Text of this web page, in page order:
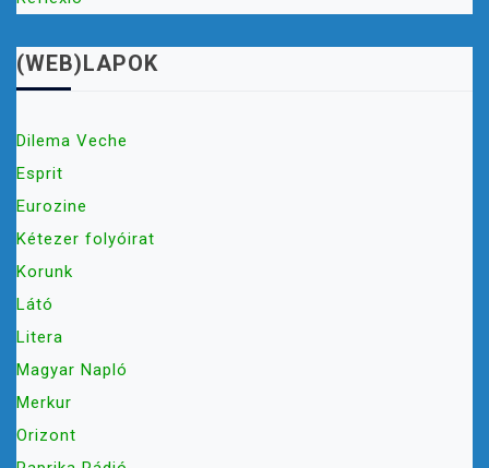
(WEB)LAPOK
Dilema Veche
Esprit
Eurozine
Kétezer folyóirat
Korunk
Látó
Litera
Magyar Napló
Merkur
Orizont